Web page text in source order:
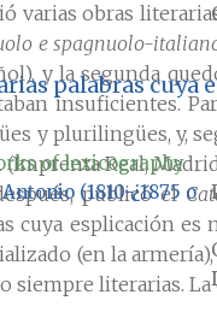
varias obras
e spagnuolo-
y la segunda
insuficientes.
y plurilingües, y,
(Imprenta Real,
publicó el
cuya esplicación
(en la
siempre literarias.
palabras
of lexicography
(1810-¿1875 o